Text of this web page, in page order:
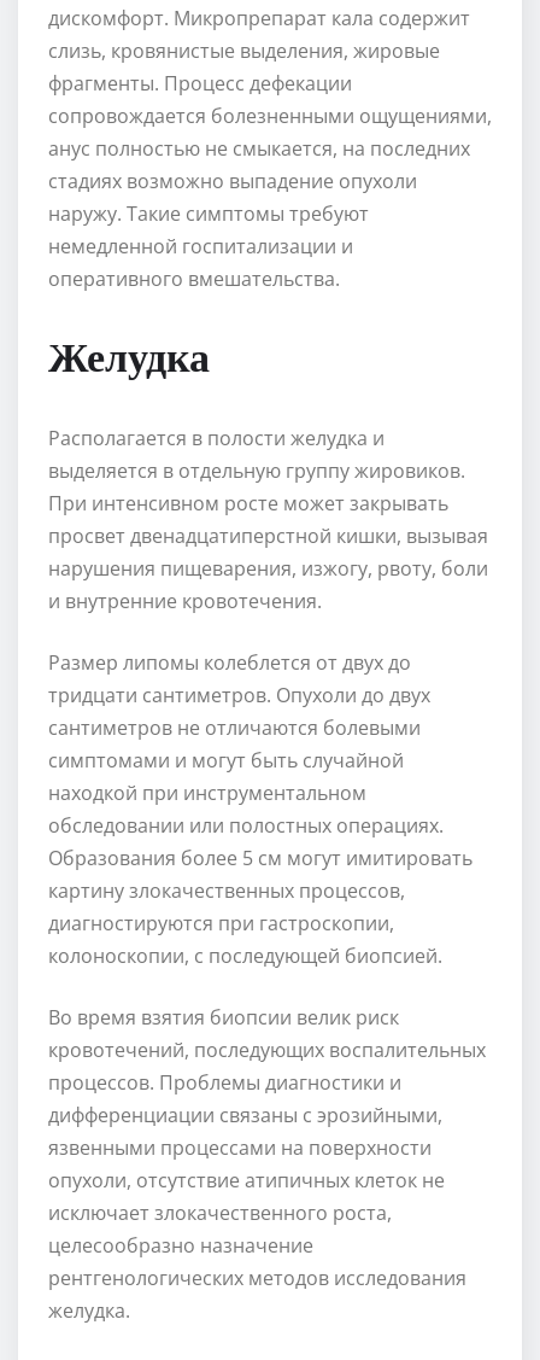
дискомфорт. Микропрепарат кала содержит
слизь, кровянистые выделения, жировые
фрагменты. Процесс дефекации
сопровождается болезненными ощущениями,
анус полностью не смыкается, на последних
стадиях возможно выпадение опухоли
наружу. Такие симптомы требуют
немедленной госпитализации и
оперативного вмешательства.
Желудка
Располагается в полости желудка и
выделяется в отдельную группу жировиков.
При интенсивном росте может закрывать
просвет двенадцатиперстной кишки, вызывая
нарушения пищеварения, изжогу, рвоту, боли
и внутренние кровотечения.
Размер липомы колеблется от двух до
тридцати сантиметров. Опухоли до двух
сантиметров не отличаются болевыми
симптомами и могут быть случайной
находкой при инструментальном
обследовании или полостных операциях.
Образования более 5 см могут имитировать
картину злокачественных процессов,
диагностируются при гастроскопии,
колоноскопии, с последующей биопсией.
Во время взятия биопсии велик риск
кровотечений, последующих воспалительных
процессов. Проблемы диагностики и
дифференциации связаны с эрозийными,
язвенными процессами на поверхности
опухоли, отсутствие атипичных клеток не
исключает злокачественного роста,
целесообразно назначение
рентгенологических методов исследования
желудка.